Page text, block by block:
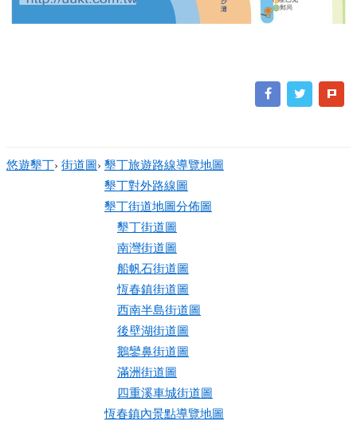
灘
郵局
悠遊墾丁› 街道圖› 墾丁旅遊路線導覽地圖
墾丁對外路線圖
墾丁街道地圖分佈圖
墾丁街道圖
南灣街道圖
船帆石街道圖
恆春鎮街道圖
西南半島街道圖
後壁湖街道圖
鵝鑾鼻街道圖
滿洲街道圖
四重溪車城街道圖
恆春鎮內景點導覽地圖